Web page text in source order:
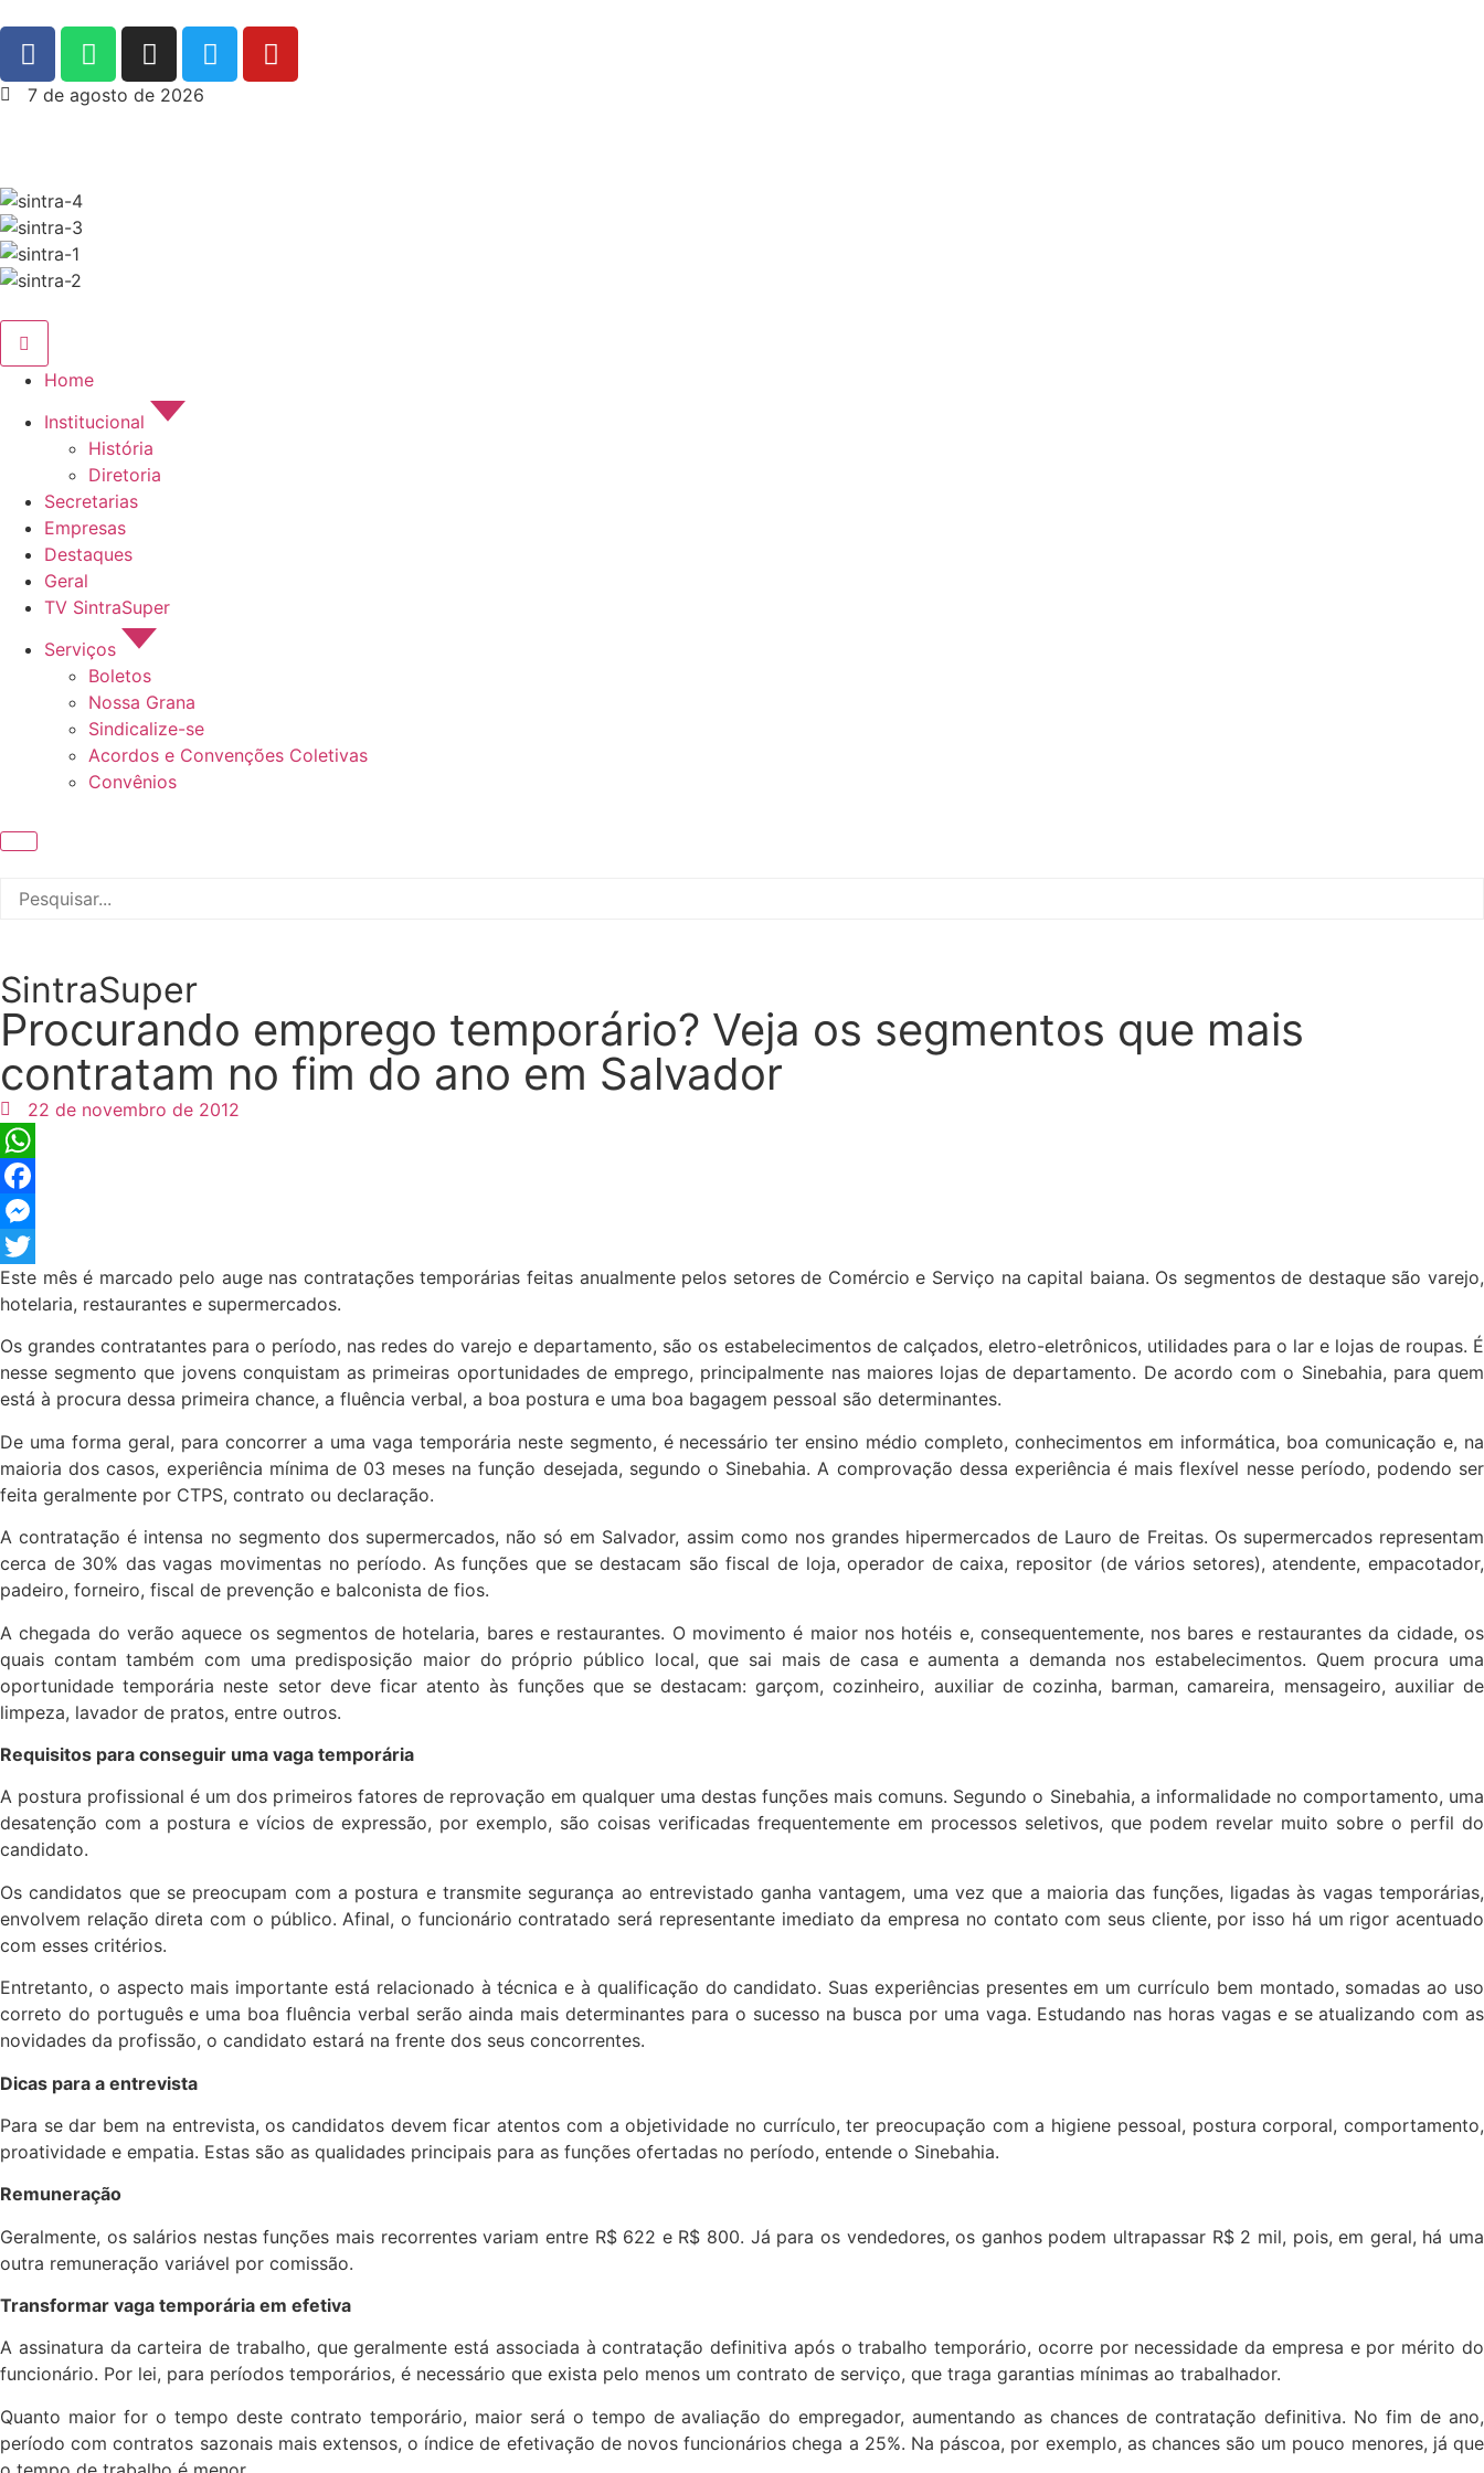
7 de agosto de 2026
Home
Institucional
História
Diretoria
Secretarias
Empresas
Destaques
Geral
TV SintraSuper
Serviços
Boletos
Nossa Grana
Sindicalize-se
Acordos e Convenções Coletivas
Convênios
SintraSuper
Procurando emprego temporário? Veja os segmentos que mais
contratam no fim do ano em Salvador
22 de novembro de 2012
WhatsApp
Facebook
Messenger
Twitter
Este mês é marcado pelo auge nas contratações temporárias feitas anualmente pelos setores de Comércio e Serviço na capital baiana. Os segmentos de destaque são varejo,
hotelaria, restaurantes e supermercados.
Os grandes contratantes para o período, nas redes do varejo e departamento, são os estabelecimentos de calçados, eletro-eletrônicos, utilidades para o lar e lojas de roupas. É
nesse segmento que jovens conquistam as primeiras oportunidades de emprego, principalmente nas maiores lojas de departamento. De acordo com o Sinebahia, para quem
está à procura dessa primeira chance, a fluência verbal, a boa postura e uma boa bagagem pessoal são determinantes.
De uma forma geral, para concorrer a uma vaga temporária neste segmento, é necessário ter ensino médio completo, conhecimentos em informática, boa comunicação e, na
maioria dos casos, experiência mínima de 03 meses na função desejada, segundo o Sinebahia. A comprovação dessa experiência é mais flexível nesse período, podendo ser
feita geralmente por CTPS, contrato ou declaração.
A contratação é intensa no segmento dos supermercados, não só em Salvador, assim como nos grandes hipermercados de Lauro de Freitas. Os supermercados representam
cerca de 30% das vagas movimentas no período. As funções que se destacam são fiscal de loja, operador de caixa, repositor (de vários setores), atendente, empacotador,
padeiro, forneiro, fiscal de prevenção e balconista de fios.
A chegada do verão aquece os segmentos de hotelaria, bares e restaurantes. O movimento é maior nos hotéis e, consequentemente, nos bares e restaurantes da cidade, os
quais contam também com uma predisposição maior do próprio público local, que sai mais de casa e aumenta a demanda nos estabelecimentos. Quem procura uma
oportunidade temporária neste setor deve ficar atento às funções que se destacam: garçom, cozinheiro, auxiliar de cozinha, barman, camareira, mensageiro, auxiliar de
limpeza, lavador de pratos, entre outros.
Requisitos para conseguir uma vaga temporária
A postura profissional é um dos primeiros fatores de reprovação em qualquer uma destas funções mais comuns. Segundo o Sinebahia, a informalidade no comportamento, uma
desatenção com a postura e vícios de expressão, por exemplo, são coisas verificadas frequentemente em processos seletivos, que podem revelar muito sobre o perfil do
candidato.
Os candidatos que se preocupam com a postura e transmite segurança ao entrevistado ganha vantagem, uma vez que a maioria das funções, ligadas às vagas temporárias,
envolvem relação direta com o público. Afinal, o funcionário contratado será representante imediato da empresa no contato com seus cliente, por isso há um rigor acentuado
com esses critérios.
Entretanto, o aspecto mais importante está relacionado à técnica e à qualificação do candidato. Suas experiências presentes em um currículo bem montado, somadas ao uso
correto do português e uma boa fluência verbal serão ainda mais determinantes para o sucesso na busca por uma vaga. Estudando nas horas vagas e se atualizando com as
novidades da profissão, o candidato estará na frente dos seus concorrentes.
Dicas para a entrevista
Para se dar bem na entrevista, os candidatos devem ficar atentos com a objetividade no currículo, ter preocupação com a higiene pessoal, postura corporal, comportamento,
proatividade e empatia. Estas são as qualidades principais para as funções ofertadas no período, entende o Sinebahia.
Remuneração
Geralmente, os salários nestas funções mais recorrentes variam entre R$ 622 e R$ 800. Já para os vendedores, os ganhos podem ultrapassar R$ 2 mil, pois, em geral, há uma
outra remuneração variável por comissão.
Transformar vaga temporária em efetiva
A assinatura da carteira de trabalho, que geralmente está associada à contratação definitiva após o trabalho temporário, ocorre por necessidade da empresa e por mérito do
funcionário. Por lei, para períodos temporários, é necessário que exista pelo menos um contrato de serviço, que traga garantias mínimas ao trabalhador.
Quanto maior for o tempo deste contrato temporário, maior será o tempo de avaliação do empregador, aumentando as chances de contratação definitiva. No fim de ano,
período com contratos sazonais mais extensos, o índice de efetivação de novos funcionários chega a 25%. Na páscoa, por exemplo, as chances são um pouco menores, já que